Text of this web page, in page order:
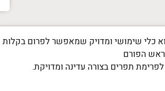
הפורם
תפרים בצורה עדינה ומדויקת.